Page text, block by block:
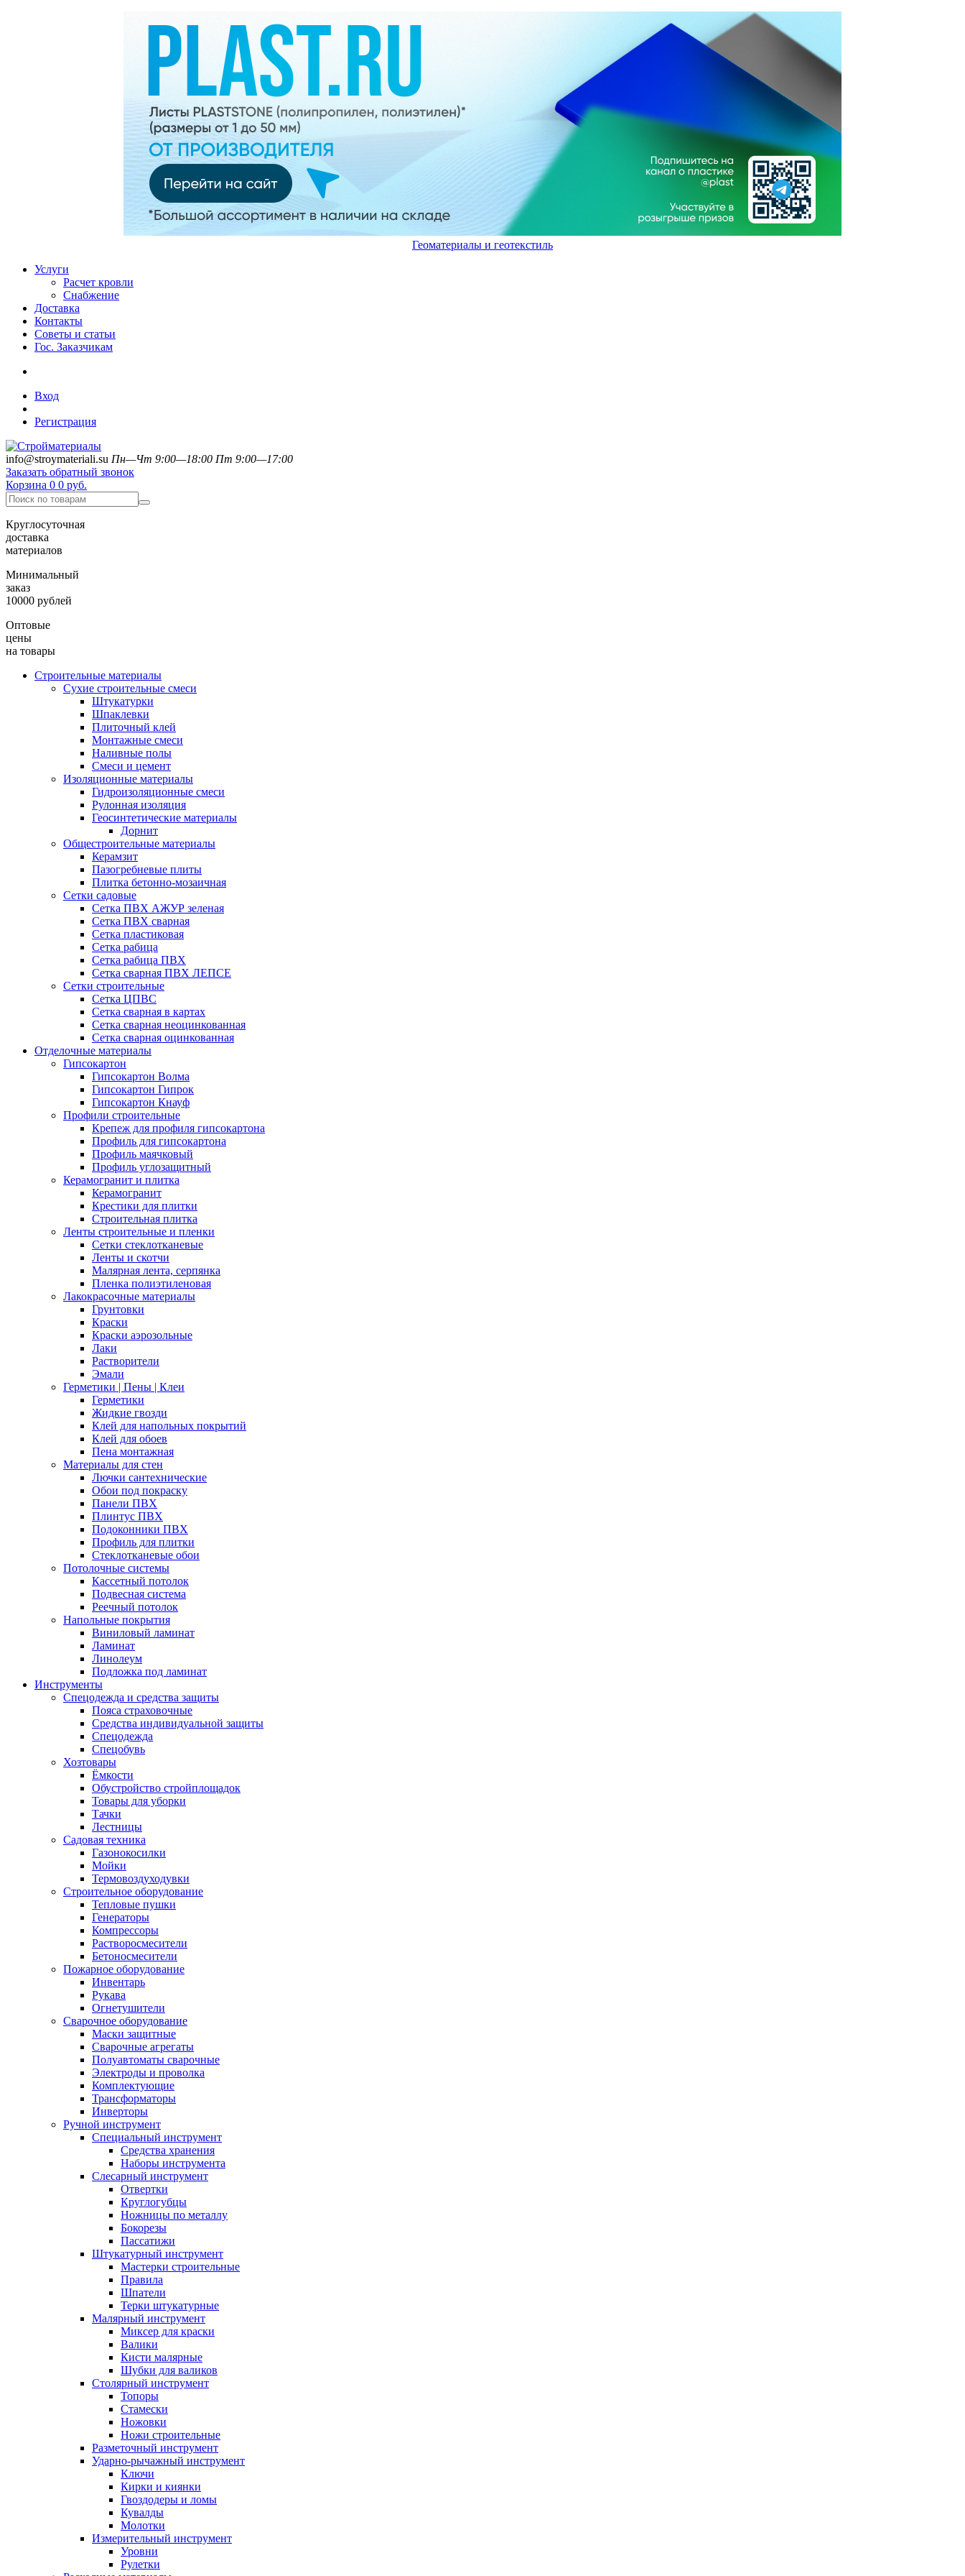
Геоматериалы и геотекстиль
Услуги
Расчет кровли
Снабжение
Доставка
Контакты
Советы и статьи
Гос. Заказчикам
Вход
Регистрация
info@stroymateriali.su Пн—Чт 9:00—18:00 Пт 9:00—17:00
Заказать обратный звонок
Корзина 0 0 руб.
Круглосуточная
доставка
материалов
Минимальный
заказ
10000 рублей
Оптовые
цены
на товары
Строительные материалы
Сухие строительные смеси
Штукатурки
Шпаклевки
Плиточный клей
Монтажные смеси
Наливные полы
Смеси и цемент
Изоляционные материалы
Гидроизоляционные смеси
Рулонная изоляция
Геосинтетические материалы
Дорнит
Общестроительные материалы
Керамзит
Пазогребневые плиты
Плитка бетонно-мозаичная
Сетки садовые
Сетка ПВХ АЖУР зеленая
Сетка ПВХ сварная
Сетка пластиковая
Сетка рабица
Сетка рабица ПВХ
Сетка сварная ПВХ ЛЕПСЕ
Сетки строительные
Сетка ЦПВС
Сетка сварная в картах
Сетка сварная неоцинкованная
Сетка сварная оцинкованная
Отделочные материалы
Гипсокартон
Гипсокартон Волма
Гипсокартон Гипрок
Гипсокартон Кнауф
Профили строительные
Крепеж для профиля гипсокартона
Профиль для гипсокартона
Профиль маячковый
Профиль углозащитный
Керамогранит и плитка
Керамогранит
Крестики для плитки
Строительная плитка
Ленты строительные и пленки
Cетки стеклотканевые
Ленты и скотчи
Малярная лента, серпянка
Пленка полиэтиленовая
Лакокрасочные материалы
Грунтовки
Краски
Краски аэрозольные
Лаки
Растворители
Эмали
Герметики | Пены | Клеи
Герметики
Жидкие гвозди
Клей для напольных покрытий
Клей для обоев
Пена монтажная
Материалы для стен
Лючки сантехнические
Обои под покраску
Панели ПВХ
Плинтус ПВХ
Подоконники ПВХ
Профиль для плитки
Стеклотканевые обои
Потолочные системы
Кассетный потолок
Подвесная система
Реечный потолок
Напольные покрытия
Виниловый ламинат
Ламинат
Линолеум
Подложка под ламинат
Инструменты
Спецодежда и средства защиты
Пояса страховочные
Средства индивидуальной защиты
Спецодежда
Спецобувь
Хозтовары
Ёмкости
Обустройство стройплощадок
Товары для уборки
Тачки
Лестницы
Садовая техника
Газонокосилки
Мойки
Термовоздуходувки
Строительное оборудование
Тепловые пушки
Генераторы
Компрессоры
Растворосмесители
Бетоносмесители
Пожарное оборудование
Инвентарь
Рукава
Огнетушители
Сварочное оборудование
Маски защитные
Сварочные агрегаты
Полуавтоматы сварочные
Электроды и проволка
Комплектующие
Трансформаторы
Инверторы
Ручной инструмент
Специальный инструмент
Средства хранения
Наборы инструмента
Слесарный инструмент
Отвертки
Круглогубцы
Ножницы по металлу
Бокорезы
Пассатижи
Штукатурный инструмент
Мастерки строительные
Правила
Шпатели
Терки штукатурные
Малярный инструмент
Миксер для краски
Валики
Кисти малярные
Шубки для валиков
Столярный инструмент
Топоры
Стамески
Ножовки
Ножи строительные
Разметочный инструмент
Ударно-рычажный инструмент
Ключи
Кирки и киянки
Гвоздодеры и ломы
Кувалды
Молотки
Измерительный инструмент
Уровни
Рулетки